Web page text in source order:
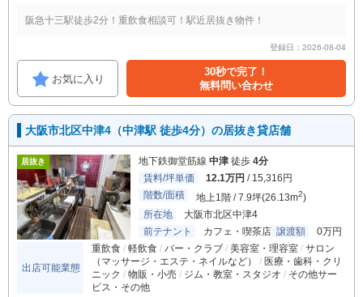
阪急十三駅徒歩2分！重飲食相談可！駅近居抜き物件！
登録日：2026-08-04
お気に入り
30秒で完了！
無料問い合わせ
大阪市北区中津4（中津駅 徒歩4分）の居抜き貸店舗
居抜き 地下鉄御堂筋線 中津 徒歩 4分
賃料/坪単価
12.1万円 / 15,316円
階数/面積
地上1階 / 7.9坪(26.13m2)
所在地
大阪市北区中津4
前テナント
カフェ・喫茶店 譲渡額 0万円
出店可能業態
重飲食 軽飲食 バー・クラブ 美容室・理容室
サロン
（マッサージ・エステ・ネイルなど）
医療・歯科・クリ
ニック
物販・小売 ジム・教室・スタジオ
その他サー
ビス・その他